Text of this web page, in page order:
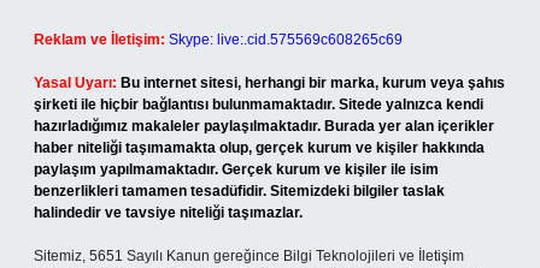
Reklam ve İletişim: Skype: live:.cid.575569c608265c69
Yasal Uyarı: Bu internet sitesi, herhangi bir marka, kurum veya şahıs
şirketi ile hiçbir bağlantısı bulunmamaktadır. Sitede yalnızca kendi
hazırladığımız makaleler paylaşılmaktadır. Burada yer alan içerikler
haber niteliği taşımamakta olup, gerçek kurum ve kişiler hakkında
paylaşım yapılmamaktadır. Gerçek kurum ve kişiler ile isim
benzerlikleri tamamen tesadüfidir. Sitemizdeki bilgiler taslak
halindedir ve tavsiye niteliği taşımazlar.
Sitemiz, 5651 Sayılı Kanun gereğince Bilgi Teknolojileri ve İletişim